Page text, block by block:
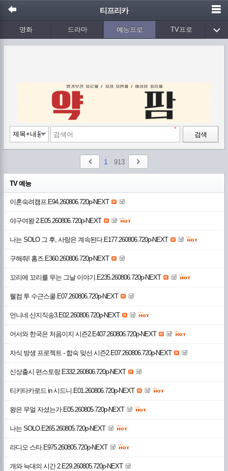
티프리카
영화 드라마 예능프로 TV프로
애니메이션 음악 Wetv
검색
1 913
TV 예능
이혼숙려캠프.E94.260806.720p-NEXT
야구여왕 2.E05.260806.720p-NEXT
나는 SOLO 그 후, 사랑은 계속된다.E177.260806.720p-NEXT
구해줘! 홈즈.E360.260806.720p-NEXT
꼬리에 꼬리를 무는 그날 이야기.E235.260806.720p-NEXT
웰컴 투 수근스쿨.E07.260806.720p-NEXT
언니네 산지직송3.E02.260806.720p-NEXT
어서와 한국은 처음이지 시즌2.E407.260806.720p-NEXT
자식 방생 프로젝트 - 합숙 맞선 시즌2.E07.260806.720p-NEXT
신상출시 편스토랑.E332.260806.720p-NEXT
티키타카로드 in 시드니.E01.260806.720p-NEXT
왕은 무얼 자셨는가.E05.260805.720p-NEXT
나는 SOLO.E265.260805.720p-NEXT
라디오 스타.E975.260805.720p-NEXT
개와 늑대의 시간 2.E29.260805.720p-NEXT